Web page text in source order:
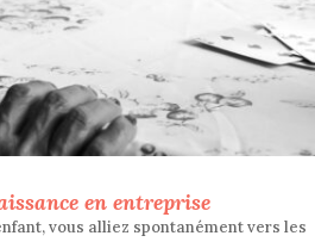
en entreprise
vous alliez spontanément vers les